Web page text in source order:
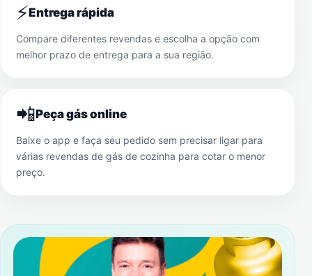
⚡Entrega rápida
Compare diferentes revendas e escolha a opção com
melhor prazo de entrega para a sua região.
📲Peça gás online
Baixe o app e faça seu pedido sem precisar ligar para
várias revendas de gás de cozinha para cotar o menor
preço.